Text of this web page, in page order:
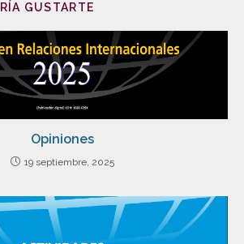
GUSTARTE
Opiniones
19 septiembre, 2025